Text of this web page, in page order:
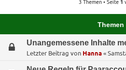
Themen
Unangemessene Inhalte
Letzter Beitrag von Hanna«